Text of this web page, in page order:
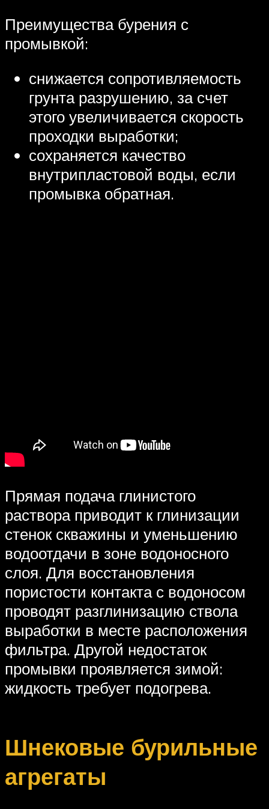
Преимущества бурения с
промывкой:
снижается сопротивляемость
грунта разрушению, за счет
этого увеличивается скорость
проходки выработки;
сохраняется качество
внутрипластовой воды, если
промывка обратная.
Прямая подача глинистого
раствора приводит к глинизации
стенок скважины и уменьшению
водоотдачи в зоне водоносного
слоя. Для восстановления
пористости контакта с водоносом
проводят разглинизацию ствола
выработки в месте расположения
фильтра. Другой недостаток
промывки проявляется зимой:
жидкость требует подогрева.
Шнековые бурильные
агрегаты